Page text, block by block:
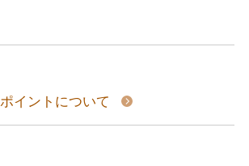
ポイントについて